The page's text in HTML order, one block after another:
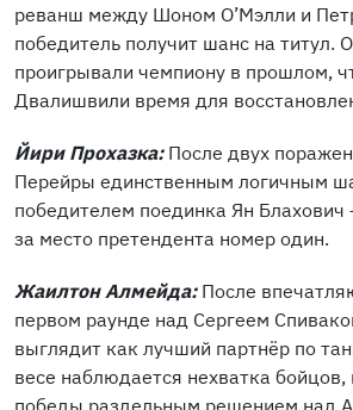
реванш между Шоном О’Мэлли и
победитель получит шанс на титул.
проигрывали чемпиону в прошлом,
Двалишвили время для
Йири Прохазка: После двух
Перейры единственным логичным
победителем поединка Ян Блахович
за место претендента номер один.
Жаилтон Алмейда:После
первом раунде над Сергеем
выглядит как лучший партнёр по
весе наблюдается нехватка бойцов,
победы раздельным решением над